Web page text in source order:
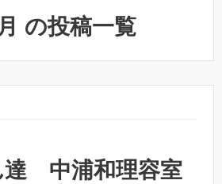
の投稿一覧
達 中浦和理容室